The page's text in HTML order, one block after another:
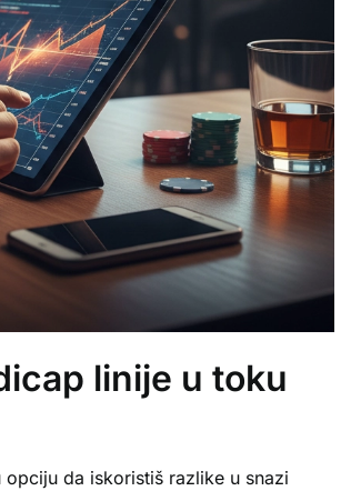
linije u toku
da iskoristiš razlike u snazi